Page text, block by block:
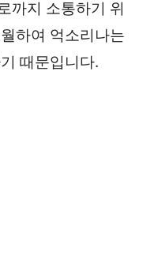
까지 소통하기 위
하여 억소리나는
때문입니다.